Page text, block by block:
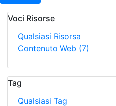
Voci Risorse
Qualsiasi Risorsa
Contenuto Web (7)
Tag
Qualsiasi Tag